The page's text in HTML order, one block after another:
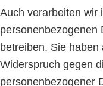
Auch verarbeiten wir
personenbezogenen
betreiben. Sie
Widerspruch gegen
personenbezogener